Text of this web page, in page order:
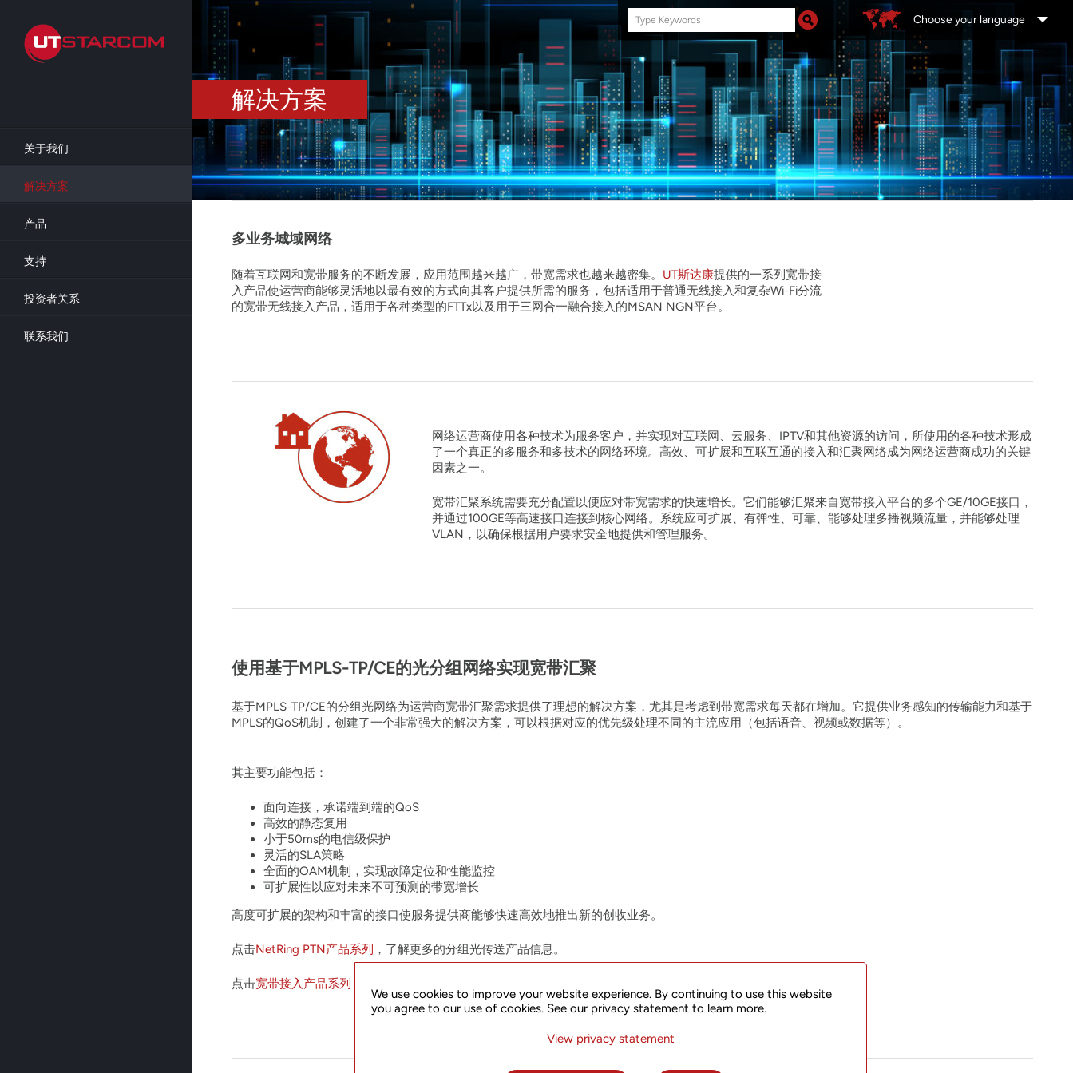
main
content
关于我们
解决方案
产品
支持
投资者关系
联系我们
Search
this
Choose your language
解决方案
多业务城域网络
随着互联网和宽带服务的不断发展，应用范围越来越广，带宽需求也越来越密集。 UT斯达康提供的一系列宽带接
入产品使运营商能够灵活地以最有效的方式向其客户提供所需的服务，包括适用于普通无线接入和复杂Wi-Fi分流
的宽带无线接入产品，适用于各种类型的FTTx以及用于三网合一融合接入的MSAN NGN平台。
网络运营商使用各种技术为服务客户，并实现对互联网、云服务、IPTV和其他资源的访问，所使用的各种技术形成
了一个真正的多服务和多技术的网络环境。高效、可扩展和互联互通的接入和汇聚网络成为网络运营商成功的关键
因素之一。
宽带汇聚系统需要充分配置以便应对带宽需求的快速增长。它们能够汇聚来自宽带接入平台的多个GE/10GE接口，
并通过100GE等高速接口连接到核心网络。系统应可扩展、有弹性、可靠、能够处理多播视频流量，并能够处理
VLAN，以确保根据用户要求安全地提供和管理服务。
使用基于MPLS-TP/CE的光分组网络实现宽带汇聚
基于MPLS-TP/CE的分组光网络为运营商宽带汇聚需求提供了理想的解决方案，尤其是考虑到带宽需求每天都在增加。它提供业务感知的传输能力和基于
MPLS的QoS机制，创建了一个非常强大的解决方案，可以根据对应的优先级处理不同的主流应用（包括语音、视频或数据等）。
其主要功能包括：
面向连接，承诺端到端的QoS
高效的静态复用
小于50ms的电信级保护
灵活的SLA策略
全面的OAM机制，实现故障定位和性能监控
可扩展性以应对未来不可预测的带宽增长
高度可扩展的架构和丰富的接口使服务提供商能够快速高效地推出新的创收业务。
点击NetRing PTN产品系列 ，了解更多的分组光传送产品信息。
点击宽带接入产品系列
We use cookies to improve your website experience. By continuing to use this website
you agree to our use of cookies. See our privacy statement to learn more.
View privacy statement